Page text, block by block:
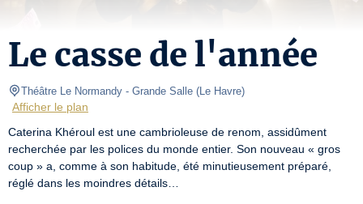
Le casse de l'année
Théâtre Le Normandy - Grande Salle (Le Havre)
Afficher le plan
Caterina Khéroul est une cambrioleuse de renom, assidûment
recherchée par les polices du monde entier. Son nouveau « gros
coup » a, comme à son habitude, été minutieusement préparé,
réglé dans les moindres détails…